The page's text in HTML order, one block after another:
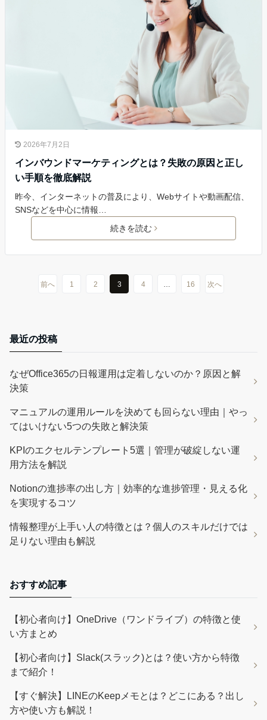
2026年7月2日
インバウンドマーケティングとは？失敗の原因と正し
い手順を徹底解説
昨今、インターネットの普及により、Webサイトや動画配信、
SNSなどを中心に情報…
続きを読む
前へ 1 2 3 4 … 16 次へ
最近の投稿
なぜOffice365の日報運用は定着しないのか？原因と解
決策
マニュアルの運用ルールを決めても回らない理由｜やっ
てはいけない5つの失敗と解決策
KPIのエクセルテンプレート5選｜管理が破綻しない運
用方法を解説
Notionの進捗率の出し方｜効率的な進捗管理・見える化
を実現するコツ
情報整理が上手い人の特徴とは？個人のスキルだけでは
足りない理由も解説
おすすめ記事
【初心者向け】OneDrive（ワンドライブ）の特徴と使
い方まとめ
【初心者向け】Slack(スラック)とは？使い方から特徴
まで紹介！
【すぐ解決】LINEのKeepメモとは？どこにある？出し
方や使い方も解説！